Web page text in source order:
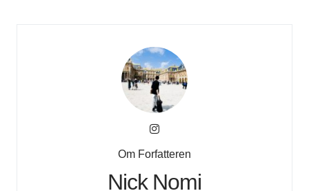
Om Forfatteren
Nick Nomi